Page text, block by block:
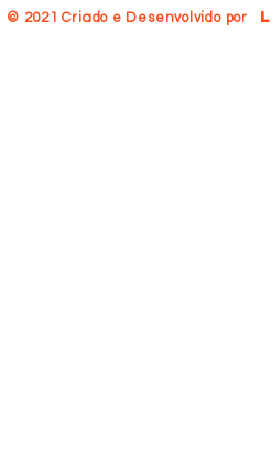
© 2021 Criado e Desenvolvido por